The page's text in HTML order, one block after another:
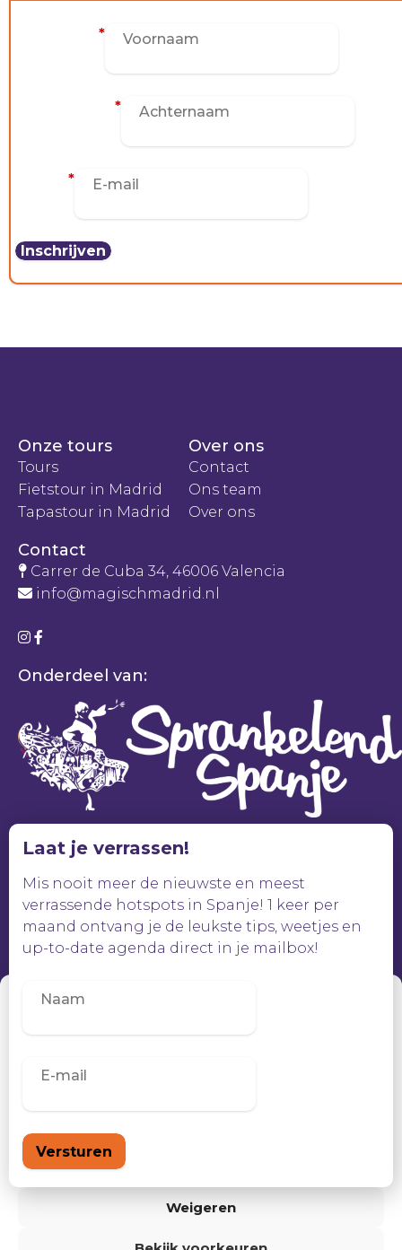
Om de beste ervaringen te bieden, gebruiken wij technologieën zoals
Door in te stemmen met deze technologieën kunnen wij gegevens
zoals surfgedrag of unieke ID's op deze site verwerken. Als je geen
invloed hebben op bepaalde functies en mogelijkheden.
Weigeren
*
*
*
Onze tours
Tours
Fietstour in Madrid
Tapastour in Madrid
Over ons
Contact
Ons team
Over ons
Contact
Carrer de Cuba 34, 46006 Valencia
info@magischmadrid.nl
Onderdeel van:
Laat je verrassen!
Mis nooit meer de nieuwste en meest
verrassende hotspots in Spanje! 1 keer per
maand ontvang je de leukste tips, weetjes en
up-to-date agenda direct in je mailbox!